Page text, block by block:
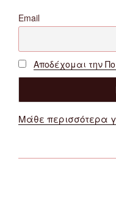
Email
Αποδέχομαι την
Μάθε περισσότερα